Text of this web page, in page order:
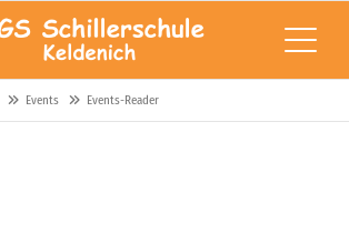
Events Events-Reader